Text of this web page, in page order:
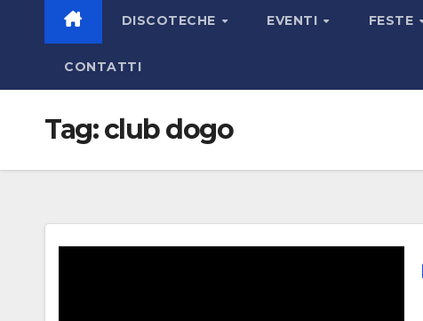
DISCOTECHE EVENTI FESTE
CONTATTI
Tag:club dogo